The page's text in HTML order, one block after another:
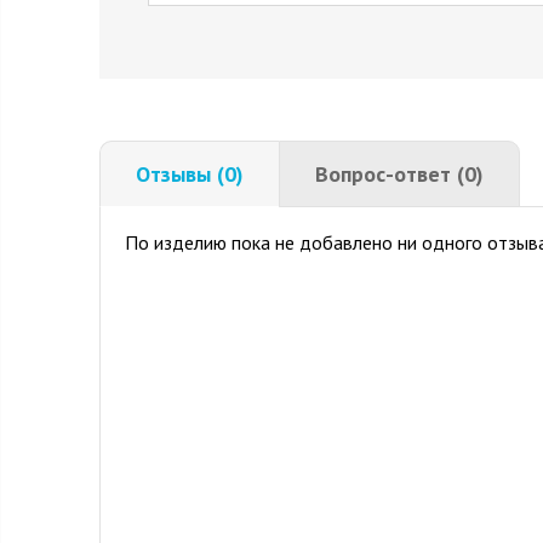
Отзывы (0) Вопрос-ответ (0)
По изделию пока не добавлено ни одного